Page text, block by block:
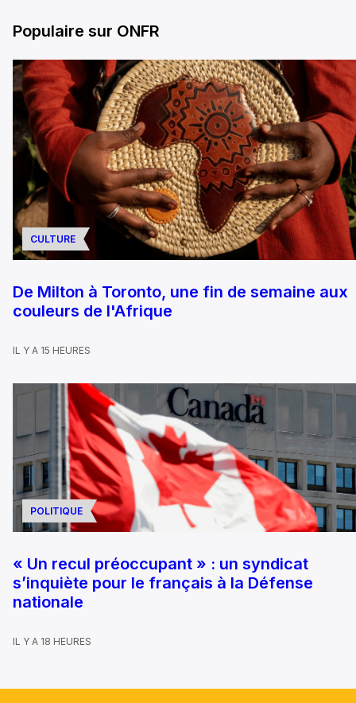
Populaire sur ONFR
CULTURE
De Milton à Toronto, une fin de semaine aux
couleurs de l'Afrique
IL Y A 15 HEURES
POLITIQUE
« Un recul préoccupant » : un syndicat
s’inquiète pour le français à la Défense
nationale
IL Y A 18 HEURES